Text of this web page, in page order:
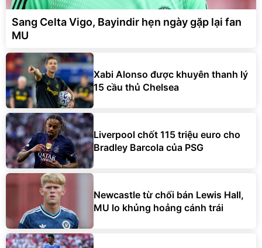
Sang Celta Vigo, Bayindir hẹn ngày gặp lại fan
MU
Xabi Alonso được khuyên thanh lý
15 cầu thủ Chelsea
Liverpool chốt 115 triệu euro cho
Bradley Barcola của PSG
Newcastle từ chối bán Lewis Hall,
MU lo khủng hoảng cánh trái